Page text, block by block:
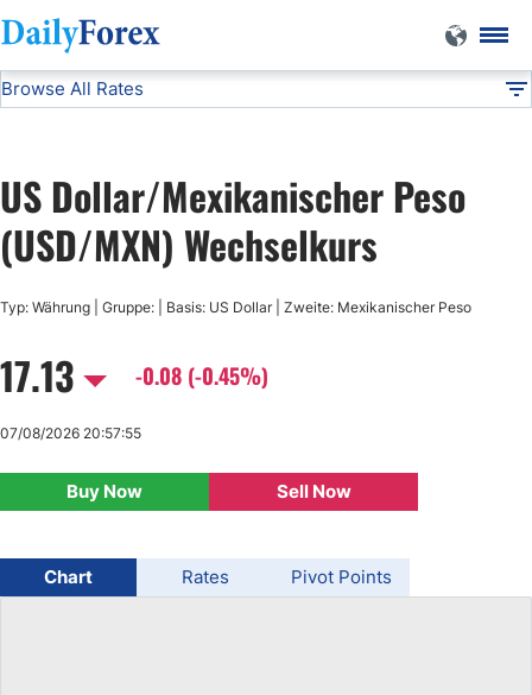
DF Currencies USD/MXN
Browse All Rates
USD/CHF
USD/CAD
AUD/USD
US Dollar/Mexikanischer Peso
(USD/MXN) Wechselkurs
Typ: Währung | Gruppe: | Basis: US Dollar | Zweite: Mexikanischer Peso
17.13 -0.08 (-0.45%)
Buy Now Sell Now
07/08/2026 20:57:55
Chart Rates Pivot Points